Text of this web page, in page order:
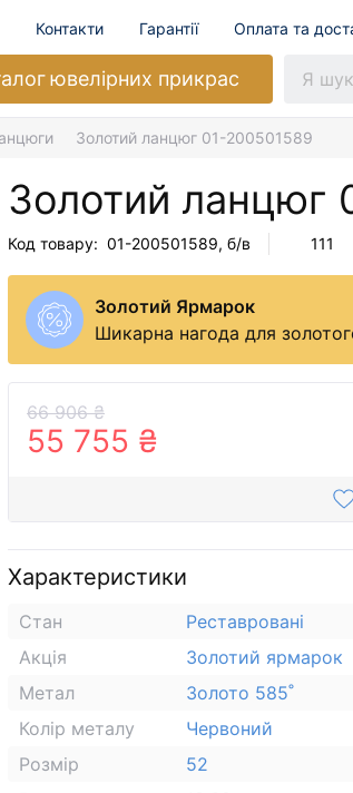
Контакти Гарантії Оплата та
ювелірних прикрас
Золотий ланцюг 01-200501589
Золотий ланцюг
Код товару: 01-200501589, б/в 111
Золотий Ярмарок
Шикарна нагода для
66 906 ₴
55 755 ₴
Характеристики
Стан
Реставровані
Акція
Золотий ярмарок
Метал
Золото 585˚
Колір металу
Червоний
Розмір
52